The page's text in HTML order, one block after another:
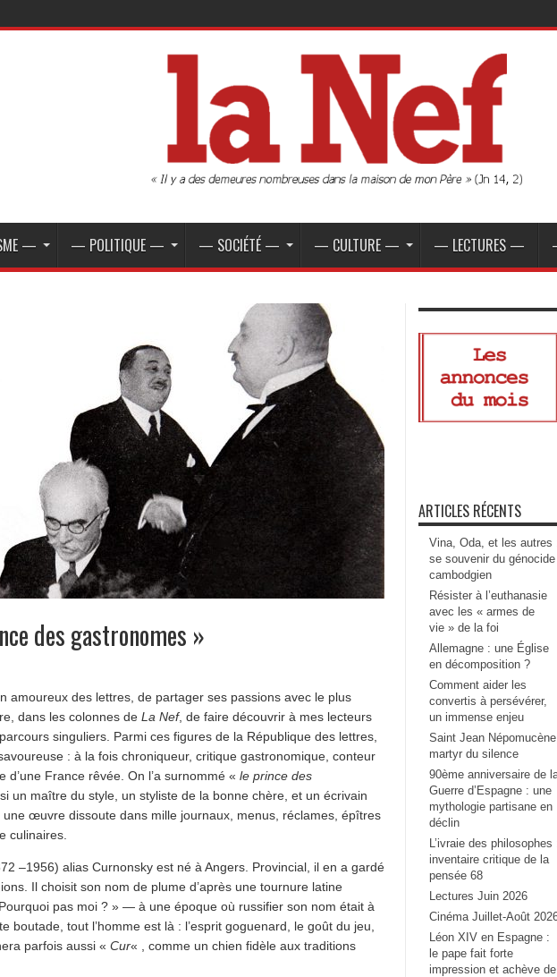
— — POLITIQUE — — SOCIÉTÉ — — CULTURE — — LECTURES —
des gastronomes »
amoureux des lettres, de partager ses passions avec le plus
dans les colonnes de La Nef, de faire découvrir à mes lecteurs
singuliers. Parmi ces figures de la République des lettres,
: à la fois chroniqueur, critique gastronomique, conteur
d’une France rêvée. On l’a surnommé « le prince des
un maître du style, un styliste de la bonne chère, et un écrivain
œuvre dissoute dans mille journaux, menus, réclames, épîtres
culinaires.
–1956) alias Curnonsky est né à Angers. Provincial, il en a gardé
Il choisit son nom de plume d’après une tournure latine
pas moi ? » — à une époque où russifier son nom était à
boutade, tout l’homme est là : l’esprit goguenard, le goût du jeu,
parfois aussi « Cur« , comme un chien fidèle aux traditions
ARTICLES RÉCENTS
Vina, Oda, et les autres
se souvenir du génocide
cambodgien
Résister à l’euthanasie
avec les « armes de
vie » de la foi
Allemagne : une Église
en décomposition ?
Comment aider les
convertis à persévérer,
un immense enjeu
Saint Jean Népomucène,
martyr du silence
90ème anniversaire de
Guerre d’Espagne : une
mythologie partisane en
déclin
L’ivraie des philosophes
inventaire critique de la
pensée 68
Lectures Juin 2026
Cinéma Juillet-Août
Léon XIV en Espagne :
le pape fait forte
impression et achève de